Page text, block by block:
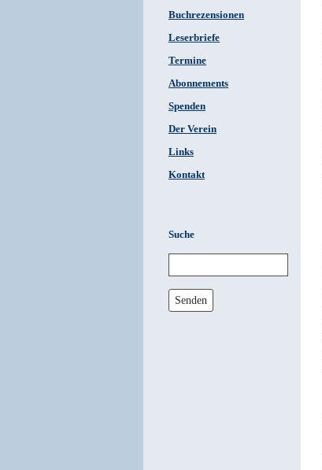
Buchrezensionen
Leserbriefe
Termine
Abonnements
Spenden
Der Verein
Links
Kontakt
Suche
Senden